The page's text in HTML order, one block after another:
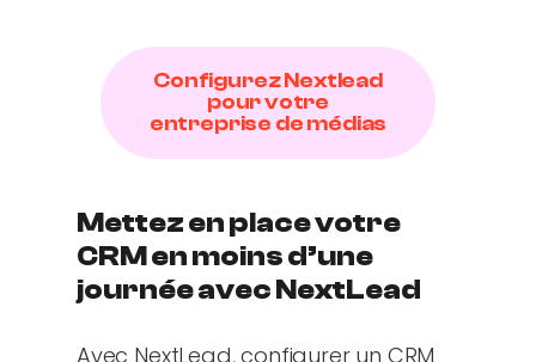
Configurez Nextlead
pour votre
entreprise de médias
Mettez en place votre
CRM en moins d’une
journée avec NextLead
Avec NextLead, configurer un CRM